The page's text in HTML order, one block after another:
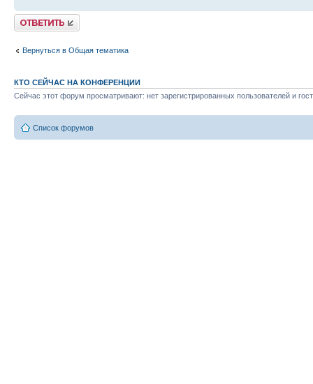
Ответить
Вернуться в Общая тематика
КТО СЕЙЧАС НА КОНФЕРЕНЦИИ
Сейчас этот форум просматривают: нет зарегистрированных пользователей и
Список форумов